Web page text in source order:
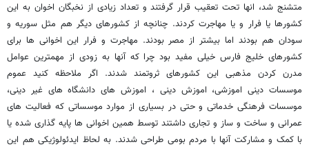
متشنج شد، انها تحت تعقیب قرار گرفتند و تعداد زیادی از نخبگان اخوان به این
کشورها یا فرار و یا مهاجرت کردند. چنانچه از کشورهای دیگر هم مثل سوریه و
سودان هم بودند اما بیشتر از مصر بودند. مهاجرت و فرار این اخوانی ها برای
کشورهای خلیج فارس خیلی مفید بود چرا که آنها به زودی از مهمترین عوامل
مدرن کردن مذهبی این کشورهای ثروتمند شدند. اگر ملاحظه کنید عموم
موسسات دینی اموزشی، اموزش دینی ، اموزش های دانشگاه های غیر دینی،
موسسات فرهنگی خدماتی و حتی در بسیاری از موارد موسساتی که فعالیت های
عمرانی و ساخت و ساز و تجاری داشتند توسط همین اخوانی ها پایه گذاری شده یا
با کمک و مشارکت آنها با مردم بومی طراحی شدند. به لحاظ ایدئولوژیکی هم این